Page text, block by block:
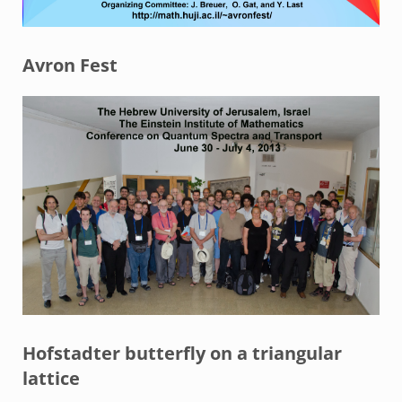
Avron Fest
Hofstadter butterfly on a triangular
lattice